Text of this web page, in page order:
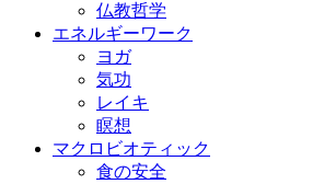
仏教哲学
エネルギーワーク
ヨガ
気功
レイキ
瞑想
マクロビオティック
食の安全